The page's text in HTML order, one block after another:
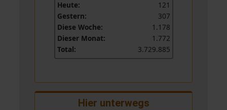
Heute:
121
Gestern:
307
Diese Woche:
1.178
Dieser Monat:
1.772
Total:
3.729.885
Hier unterwegs